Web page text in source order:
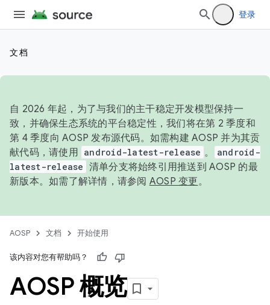
登录
文档
自 2026 年起，为了与我们的主干稳定开发模型保持一
致，并确保生态系统的平台稳定性，我们将在第 2 季度和
第 4 季度向 AOSP 发布源代码。如需构建 AOSP 并为其贡
献代码，请使用 android-latest-release 。
android-
latest-release 清单分支将始终引用推送到 AOSP 的最
新版本。如需了解详情，请参阅 AOSP 变更。
AOSP 文档 开始使用
该内容对您有帮助吗？
AOSP 概览